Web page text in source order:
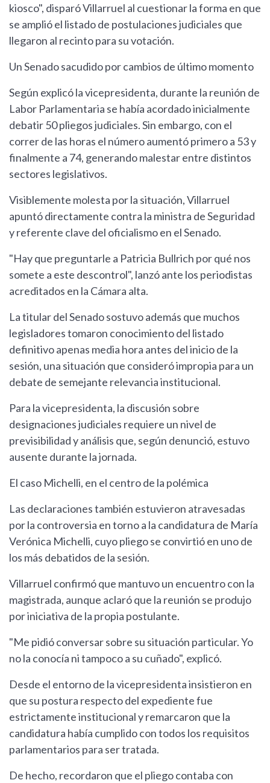
kiosco", disparó Villarruel al cuestionar la forma en que
se amplió el listado de postulaciones judiciales que
llegaron al recinto para su votación.
Un Senado sacudido por cambios de último momento
Según explicó la vicepresidenta, durante la reunión de
Labor Parlamentaria se había acordado inicialmente
debatir 50 pliegos judiciales. Sin embargo, con el
correr de las horas el número aumentó primero a 53 y
finalmente a 74, generando malestar entre distintos
sectores legislativos.
Visiblemente molesta por la situación, Villarruel
apuntó directamente contra la ministra de Seguridad
y referente clave del oficialismo en el Senado.
"Hay que preguntarle a Patricia Bullrich por qué nos
somete a este descontrol", lanzó ante los periodistas
acreditados en la Cámara alta.
La titular del Senado sostuvo además que muchos
legisladores tomaron conocimiento del listado
definitivo apenas media hora antes del inicio de la
sesión, una situación que consideró impropia para un
debate de semejante relevancia institucional.
Para la vicepresidenta, la discusión sobre
designaciones judiciales requiere un nivel de
previsibilidad y análisis que, según denunció, estuvo
ausente durante la jornada.
El caso Michelli, en el centro de la polémica
Las declaraciones también estuvieron atravesadas
por la controversia en torno a la candidatura de María
Verónica Michelli, cuyo pliego se convirtió en uno de
los más debatidos de la sesión.
Villarruel confirmó que mantuvo un encuentro con la
magistrada, aunque aclaró que la reunión se produjo
por iniciativa de la propia postulante.
"Me pidió conversar sobre su situación particular. Yo
no la conocía ni tampoco a su cuñado", explicó.
Desde el entorno de la vicepresidenta insistieron en
que su postura respecto del expediente fue
estrictamente institucional y remarcaron que la
candidatura había cumplido con todos los requisitos
parlamentarios para ser tratada.
De hecho, recordaron que el pliego contaba con